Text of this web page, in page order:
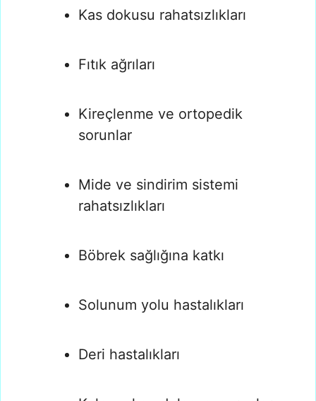
Kas dokusu rahatsızlıkları
Fıtık ağrıları
Kireçlenme ve ortopedik
sorunlar
Mide ve sindirim sistemi
rahatsızlıkları
Böbrek sağlığına katkı
Solunum yolu hastalıkları
Deri hastalıkları